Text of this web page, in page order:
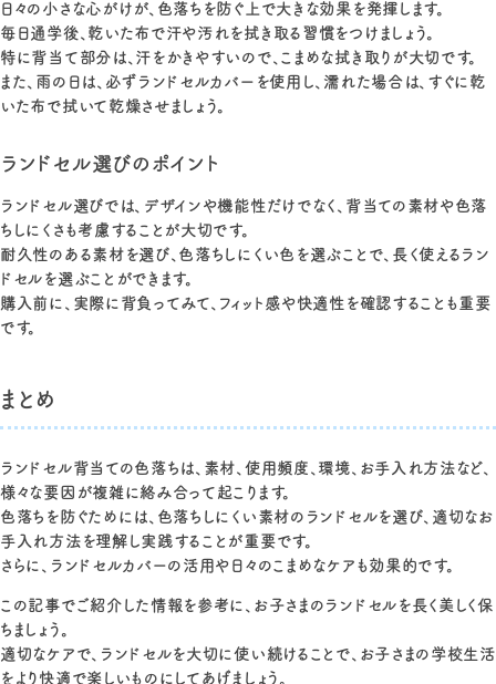
日々の小さな心がけが、色落ちを防ぐ上で大きな効果を発揮します。
毎日通学後、乾いた布で汗や汚れを拭き取る習慣をつけましょう。
特に背当て部分は、汗をかきやすいので、こまめな拭き取りが大切です。
また、雨の日は、必ずランドセルカバーを使用し、濡れた場合は、すぐに乾
いた布で拭いて乾燥させましょう。
ランドセル選びのポイント
ランドセル選びでは、デザインや機能性だけでなく、背当ての素材や色落
ちしにくさも考慮することが大切です。
耐久性のある素材を選び、色落ちしにくい色を選ぶことで、長く使えるラン
ドセルを選ぶことができます。
購入前に、実際に背負ってみて、フィット感や快適性を確認することも重要
です。
まとめ
ランドセル背当ての色落ちは、素材、使用頻度、環境、お手入れ方法など、
様々な要因が複雑に絡み合って起こります。
色落ちを防ぐためには、色落ちしにくい素材のランドセルを選び、適切なお
手入れ方法を理解し実践することが重要です。
さらに、ランドセルカバーの活用や日々のこまめなケアも効果的です。
この記事でご紹介した情報を参考に、お子さまのランドセルを長く美しく保
ちましょう。
適切なケアで、ランドセルを大切に使い続けることで、お子さまの学校生活
をより快適で楽しいものにしてあげましょう。